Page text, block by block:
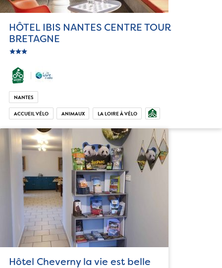
HÔTEL IBIS NANTES CENTRE TOUR
BRETAGNE
ic_star
NANTES
ACCUEIL VÉLO ANIMAUX LA LOIRE À VÉLO
Hôtel Cheverny la vie est belle